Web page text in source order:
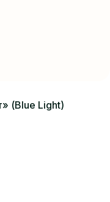
(Blue Light)